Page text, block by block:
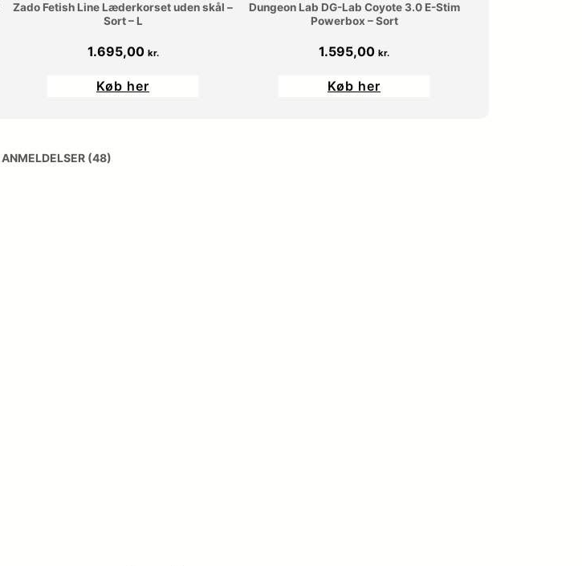
Zado Fetish Line Læderkorset uden skål –
Sort – L
1.695,00 kr.
Køb her
Dungeon Lab DG-Lab Coyote 3.0 E-Stim
Powerbox – Sort
1.595,00 kr.
Køb her
ANMELDELSER (48)